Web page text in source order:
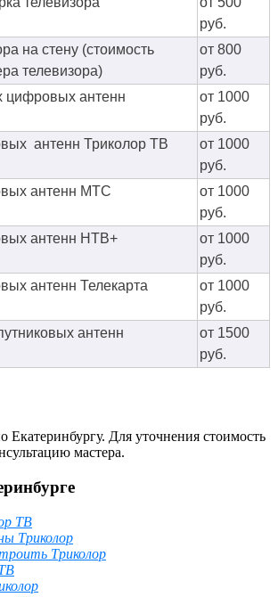
руб.
на стену (стоимость
телевизора)
от 800
руб.
цифровых антенн
от 1000
руб.
антенн Триколор ТВ
от 1000
руб.
антенн МТС
от 1000
руб.
антенн НТВ+
от 1000
руб.
антенн Телекарта
от 1000
руб.
антенн
от 1500
руб.
Екатеринбургу. Для уточнения стоимость
мастера.
ТВ
Триколор
Триколор